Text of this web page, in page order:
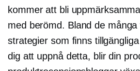
kommer att bli
med berömd. Bland de många
strategier som finns
dig att uppnå detta, blir din